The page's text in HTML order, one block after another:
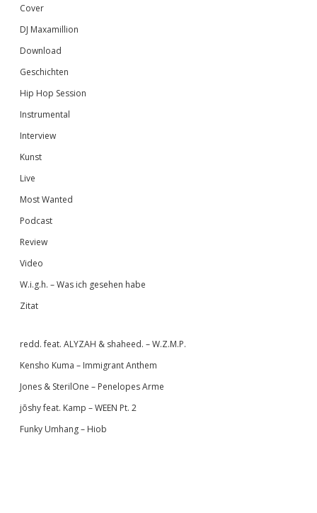
Cover
DJ Maxamillion
Download
Geschichten
Hip Hop Session
Instrumental
Interview
Kunst
Live
Most Wanted
Podcast
Review
Video
W.i.g.h. – Was ich gesehen habe
Zitat
redd. feat. ALYZAH & shaheed. – W.Z.M.P.
Kensho Kuma – Immigrant Anthem
Jones & SterilOne – Penelopes Arme
jōshy feat. Kamp – WEEN Pt. 2
Funky Umhang – Hiob